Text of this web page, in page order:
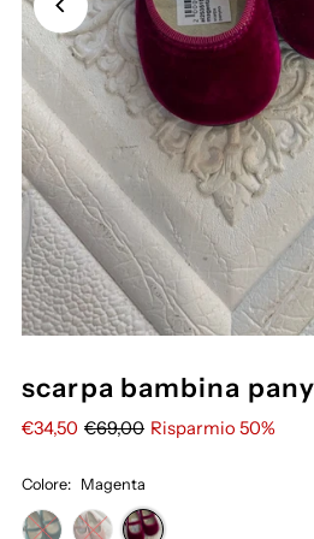
scarpa bambina
€34,50 €69,00 Risparmio 50%
Colore: Magenta